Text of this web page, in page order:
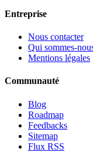
Entreprise
Nous contacter
Qui sommes-
Mentions légales
Communauté
Blog
Roadmap
Feedbacks
Sitemap
Flux RSS